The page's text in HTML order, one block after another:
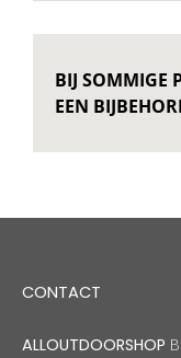
BIJ SOMMIGE
EEN
CONTACT
ALLOUTDOORSHOP